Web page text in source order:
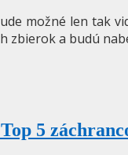
možné len tak
zbierok a budú
5